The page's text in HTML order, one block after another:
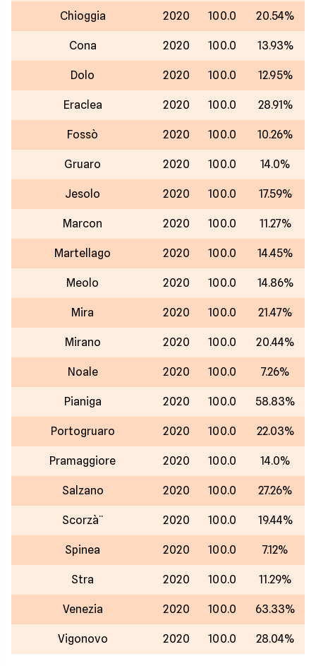
Chioggia 2020 100.0 20.54%
Cona 2020 100.0 13.93%
Dolo 2020 100.0 12.95%
Eraclea 2020 100.0 28.91%
Fossò 2020 100.0 10.26%
Gruaro 2020 100.0 14.0%
Jesolo 2020 100.0 17.59%
Marcon 2020 100.0 11.27%
Martellago 2020 100.0 14.45%
Meolo 2020 100.0 14.86%
Mira 2020 100.0 21.47%
Mirano 2020 100.0 20.44%
Noale 2020 100.0 7.26%
Pianiga 2020 100.0 58.83%
Portogruaro 2020 100.0 22.03%
Pramaggiore 2020 100.0 14.0%
Salzano 2020 100.0 27.26%
Scorzà¨ 2020 100.0 19.44%
Spinea 2020 100.0 7.12%
Stra 2020 100.0 11.29%
Venezia 2020 100.0 63.33%
Vigonovo 2020 100.0 28.04%